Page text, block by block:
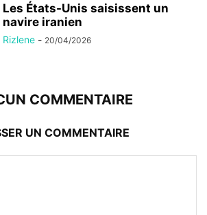
Les États-Unis saisissent un
navire iranien
Rizlene - 20/04/2026
COMMENTAIRE
UN COMMENTAIRE